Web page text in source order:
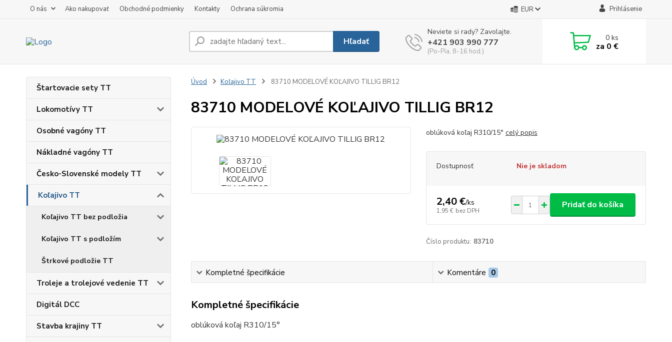
O nás Ako nakupovať Obchodné podmienky Kontakty Ochrana súkromia EUR Prihlásenie
Hľadať
Neviete si rady? Zavolajte.
+421 903 990 777
(Po-Pia, 8-16 hod.)
0ks
za 0 €
Štartovacie sety TT
Lokomotívy TT
Osobné vagóny TT
Nákladné vagóny TT
Česko-Slovenské modely TT
Koľajivo TT
Koľajivo TT bez podložia
Koľajivo TT s podložím
Štrkové podložie TT
Troleje a trolejové vedenie TT
Digitál DCC
Stavba krajiny TT
Úvod Koľajivo TT 83710 MODELOVÉ KOĽAJIVO TILLIG BR12
83710 MODELOVÉ KOĽAJIVO TILLIG BR12
oblúková koľaj R310/15° celý popis
Dostupnosť Nie je skladom
2,40 €/ks
1,95 € bez DPH
Pridať do košíka
Číslo produktu: 83710
Kompletné špecifikácie Komentáre 0
Kompletné špecifikácie
oblúková koľaj R310/15°